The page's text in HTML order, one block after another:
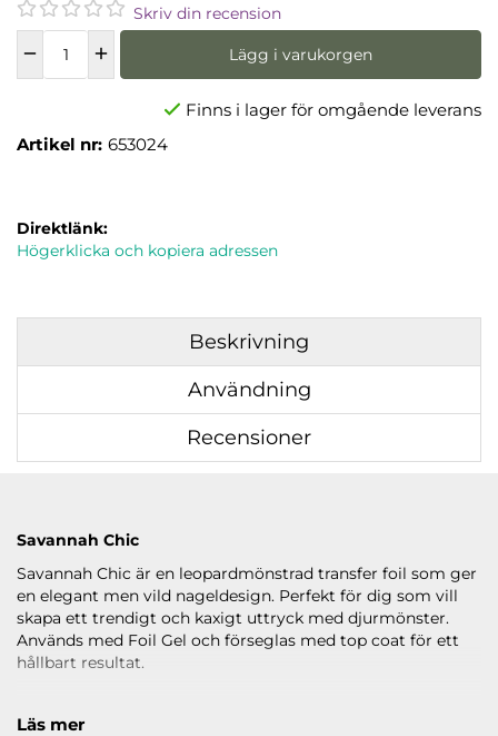
Skriv din recension
Lägg i varukorgen
Finns i lager för omgående leverans
Artikel nr: 653024
Direktlänk:
Högerklicka och kopiera adressen
Beskrivning
Användning
Recensioner
Savannah Chic
Savannah Chic är en leopardmönstrad transfer foil som ger
en elegant men vild nageldesign. Perfekt för dig som vill
skapa ett trendigt och kaxigt uttryck med djurmönster.
Används med Foil Gel och förseglas med top coat för ett
hållbart resultat.
Läs mer